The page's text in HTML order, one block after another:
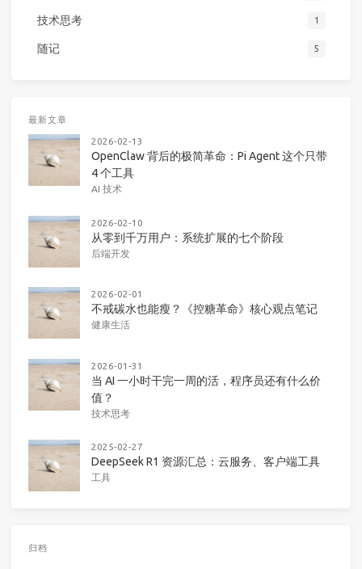
技术思考 1
随记 5
最新文章
2026-02-13
OpenClaw 背后的极简革命：Pi Agent 这个只带
4 个工具
AI 技术
2026-02-10
从零到千万用户：系统扩展的七个阶段
后端开发
2026-02-01
不戒碳水也能瘦？《控糖革命》核心观点笔记
健康生活
2026-01-31
当 AI 一小时干完一周的活，程序员还有什么价
值？
技术思考
2025-02-27
DeepSeek R1 资源汇总：云服务、客户端工具
工具
归档